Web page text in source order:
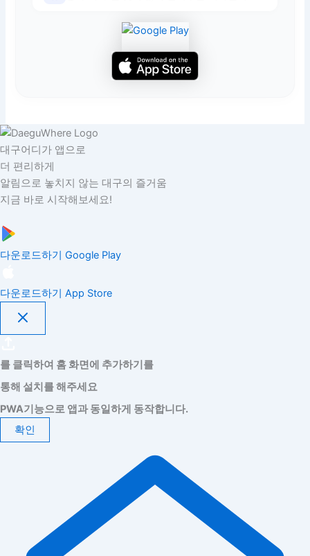
대구어디가 앱으로
더 편리하게
알림으로 놓치지 않는 대구의 즐거움
지금 바로 시작해보세요!
다운로드하기 Google Play
다운로드하기 App Store
를 클릭하여 홈 화면에 추가하기를
통해 설치를 해주세요
PWA기능으로 앱과 동일하게 동작합니다.
확인